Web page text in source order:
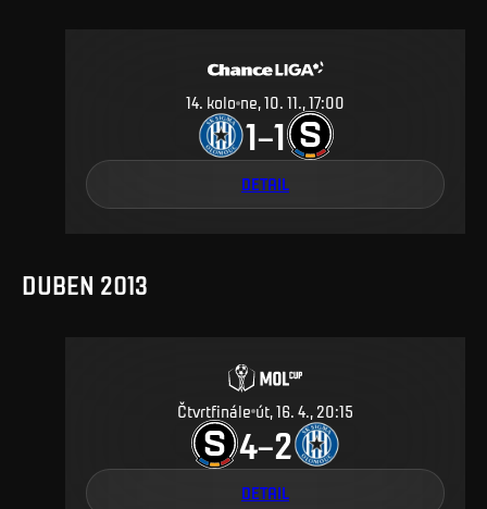
14. kolo ne, 10. 11., 17:00
1–1
DETAIL
DUBEN 2013
Čtvrtfinále út, 16. 4., 20:15
4–2
DETAIL